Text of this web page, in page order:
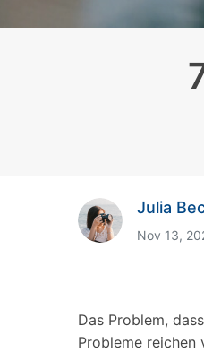
Jetzt online
GB WhatsApp-Übertragung
Leitfaden zum
Jetzt online
Jetzt online
Julia
Nov 13,
Das Problem,
Probleme reichen